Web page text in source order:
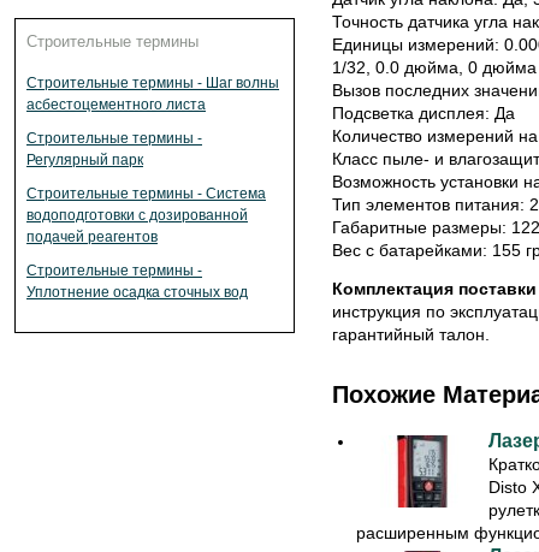
Строительные термины
Строительные термины - Шаг волны
асбестоцементного листа
Строительные термины -
Регулярный парк
Строительные термины - Система
водоподготовки с дозированной
подачей реагентов
Строительные термины -
Уплотнение осадка сточных вод
Точность датчика угла
Единицы измерений:
1/32, 0.0 дюйма, 0 дюйма
Вызов последних
Подсветка дисплея: Да
Количество измерений
Класс пыле- и
Возможность установки
Тип элементов питания:
Габаритные размеры:
Вес с батарейками: 155
Комплектация
инструкция по
гарантийный талон.
Похожие
Disto
расширенным